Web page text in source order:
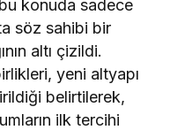
konuda sadece
söz sahibi bir
altı çizildi.
yeni altyapı
belirtilerek,
ilk tercihi